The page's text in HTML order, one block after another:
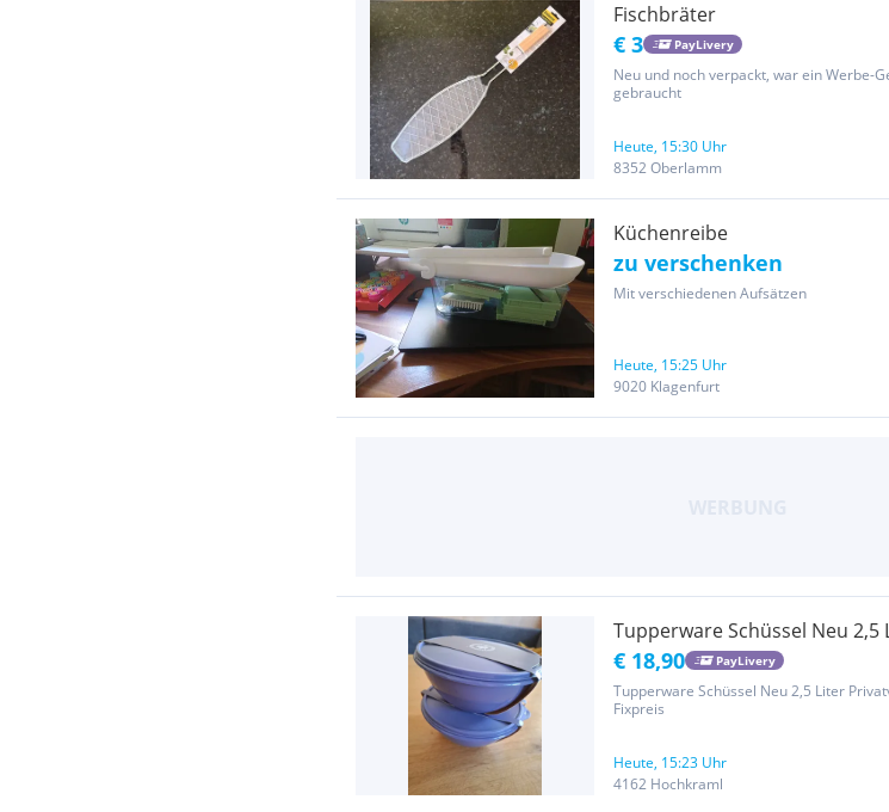
Fischbräter
€ 3 PayLivery
Neu und noch verpackt, war ein Werbe-
gebraucht
Heute, 15:30 Uhr
8352 Oberlamm
Küchenreibe
zu verschenken
Mit verschiedenen Aufsätzen
Heute, 15:25 Uhr
9020 Klagenfurt
Tupperware Schüssel Neu 2,5
€ 18,90 PayLivery
Tupperware Schüssel Neu 2,5 Liter
Fixpreis
Heute, 15:23 Uhr
4162 Hochkraml